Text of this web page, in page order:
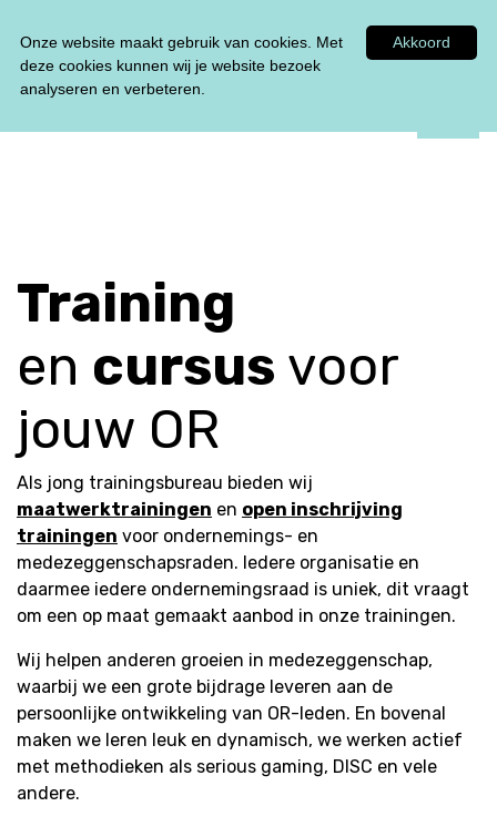
Training
en cursus voor
jouw OR
Als jong trainingsbureau bieden wij
maatwerktrainingen en open inschrijving
trainingen voor ondernemings- en
medezeggenschapsraden. Iedere organisatie en
daarmee iedere ondernemingsraad is uniek, dit vraagt
om een op maat gemaakt aanbod in onze trainingen.
Wij helpen anderen groeien in medezeggenschap,
waarbij we een grote bijdrage leveren aan de
persoonlijke ontwikkeling van OR-leden. En bovenal
maken we leren leuk en dynamisch, we werken actief
met methodieken als serious gaming, DISC en vele
andere.
Akkoord
Onze website maakt gebruik van cookies. Met
deze cookies kunnen wij je website bezoek
analyseren en verbeteren.